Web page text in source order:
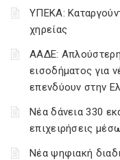
ΥΠΕΚΑ:
χηρείας
ΑΑΔΕ:
εισοδήματος για
επενδύουν στην
Νέα δάνεια 330
επιχειρήσεις
Νέα ψηφιακή